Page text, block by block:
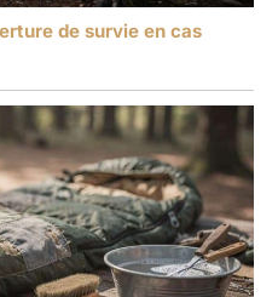
de survie en cas